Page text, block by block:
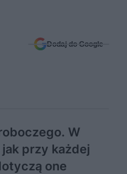
Dodaj do Google
W
przy każdej
one